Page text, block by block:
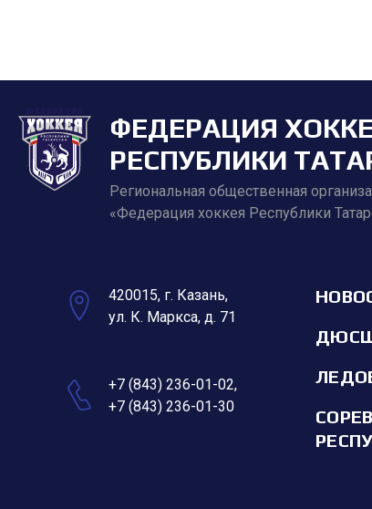
ФЕДЕРАЦИЯ
РЕСПУБЛИКИ
Региональная общественная
«Федерация хоккея Республики
420015, г. Казань,
ул. К. Маркса, д. 71
+7 (843) 236-01-02,
+7 (843) 236-01-30